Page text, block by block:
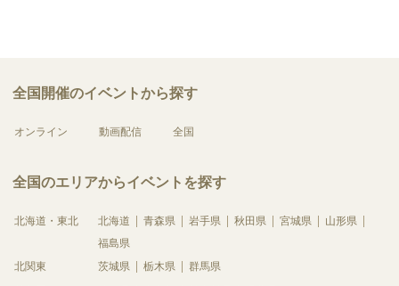
全国開催のイベントから探す
オンライン 動画配信 全国
全国のエリアからイベントを探す
北海道・東北 北海道 青森県 岩手県 秋田県 宮城県
山形県
福島県
北関東
茨城県 栃木県 群馬県